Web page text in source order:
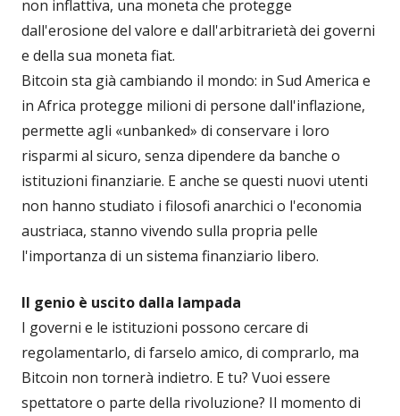
non inflattiva, una moneta che protegge
dall'erosione del valore e dall'arbitrarietà dei governi
e della sua moneta fiat.
Bitcoin sta già cambiando il mondo: in Sud America e
in Africa protegge milioni di persone dall'inflazione,
permette agli «unbanked» di conservare i loro
risparmi al sicuro, senza dipendere da banche o
istituzioni finanziarie. E anche se questi nuovi utenti
non hanno studiato i filosofi anarchici o l'economia
austriaca, stanno vivendo sulla propria pelle
l'importanza di un sistema finanziario libero.
Il genio è uscito dalla lampada
I governi e le istituzioni possono cercare di
regolamentarlo, di farselo amico, di comprarlo, ma
Bitcoin non tornerà indietro. E tu? Vuoi essere
spettatore o parte della rivoluzione? Il momento di